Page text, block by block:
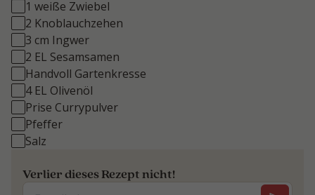
1 weiße Zwiebel
2 Knoblauchzehen
3 cm Ingwer
2 EL Sesamsamen
Handvoll Gartenkresse
4 EL Olivenöl
Prise Currypulver
Pfeffer
Salz
Verlier dieses Rezept nicht!